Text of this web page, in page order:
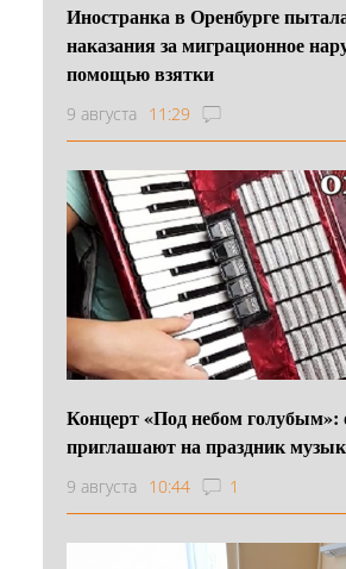
Иностранка в Оренбурге
наказания за миграционное
помощью взятки
9 августа 11:29
Концерт «Под небом голубым»:
приглашают на праздник
9 августа 10:44 1